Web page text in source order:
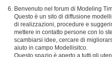
Benvenuto nel forum di Modeling
Questo è un sito di diffusione
di realizzazioni, procedure e
mettere in contatto persone con lo
scambiarsi idee, cercare di
aiuto in campo Modellisitco.
Questo spazio è aperto a tutti gli